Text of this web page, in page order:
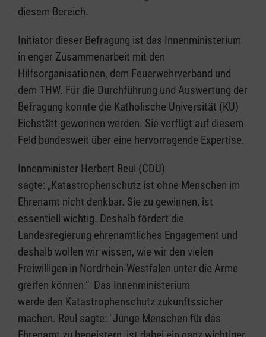
diesem Bereich.
Initiator dieser Befragung ist das Innenministerium
in enger Zusammenarbeit mit den
Hilfsorganisationen, dem Feuerwehrverband und
dem THW. Für die Durchführung und Auswertung der
Befragung konnte die Katholische Universität (KU)
Eichstätt gewonnen werden. Sie verfügt auf diesem
Feld bundesweit über eine hervorragende Expertise.
Innenminister Herbert Reul (CDU)
sagte: „Katastrophenschutz ist ohne Menschen im
Ehrenamt nicht denkbar. Sie zu gewinnen, ist
essentiell wichtig. Deshalb fördert die
Landesregierung ehrenamtliches Engagement und
deshalb wollen wir wissen, wie wir den vielen
Freiwilligen in Nordrhein-Westfalen unter die Arme
greifen können.“ Das Innenministerium
werde den Katastrophenschutz zukunftssicher
machen. Reul sagte: "Junge Menschen für das